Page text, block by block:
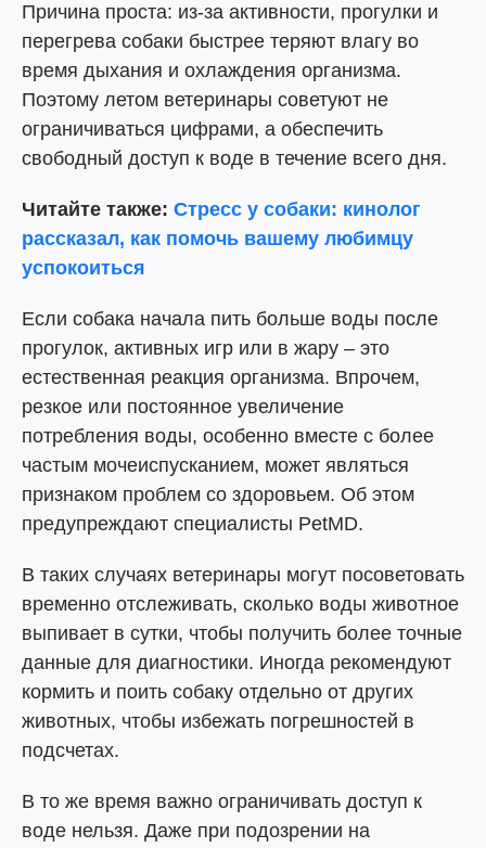
Причина проста: из-за активности, прогулки и
перегрева собаки быстрее теряют влагу во
время дыхания и охлаждения организма.
Поэтому летом ветеринары советуют не
ограничиваться цифрами, а обеспечить
свободный доступ к воде в течение всего дня.
Читайте также: Стресс у собаки: кинолог
рассказал, как помочь вашему любимцу
успокоиться
Если собака начала пить больше воды после
прогулок, активных игр или в жару – это
естественная реакция организма. Впрочем,
резкое или постоянное увеличение
потребления воды, особенно вместе с более
частым мочеиспусканием, может являться
признаком проблем со здоровьем. Об этом
предупреждают специалисты PetMD.
В таких случаях ветеринары могут посоветовать
временно отслеживать, сколько воды животное
выпивает в сутки, чтобы получить более точные
данные для диагностики. Иногда рекомендуют
кормить и поить собаку отдельно от других
животных, чтобы избежать погрешностей в
подсчетах.
В то же время важно ограничивать доступ к
воде нельзя. Даже при подозрении на